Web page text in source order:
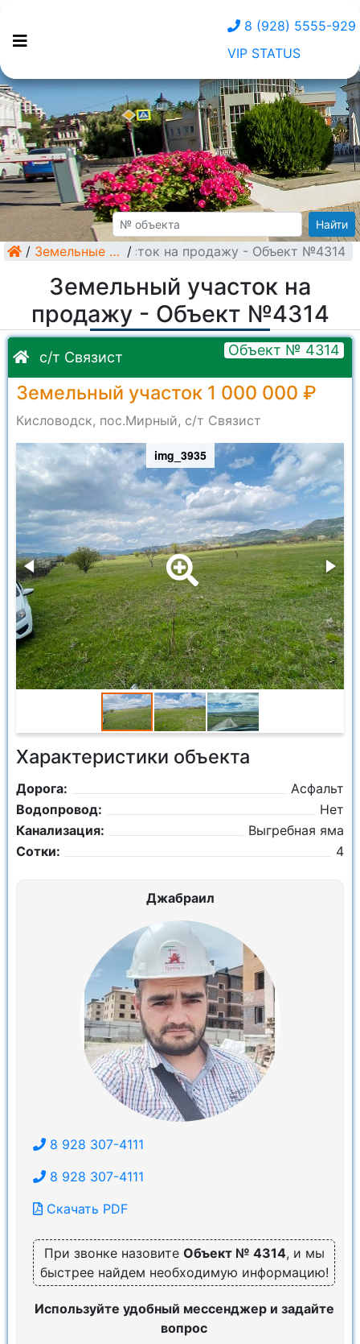
8 (928) 5555-929
VIP STATUS
Найти
/ Земельные участки /
Земельный участок на продажу - Объект №4314
Земельный участок на
продажу - Объект №4314
с/т Связист Объект № 4314
Земельный участок 1 000 000 ₽
Кисловодск, пос.Мирный, с/т Связист
img_3935
Характеристики объекта
Дорога:
Асфальт
Водопровод:
Нет
Канализация:
Выгребная яма
Сотки:
4
Джабраил
8 928 307-4111
8 928 307-4111
Скачать PDF
При звонке назовите Объект № 4314, и мы
быстрее найдем необходимую информацию!
Используйте удобный мессенджер и задайте
вопрос